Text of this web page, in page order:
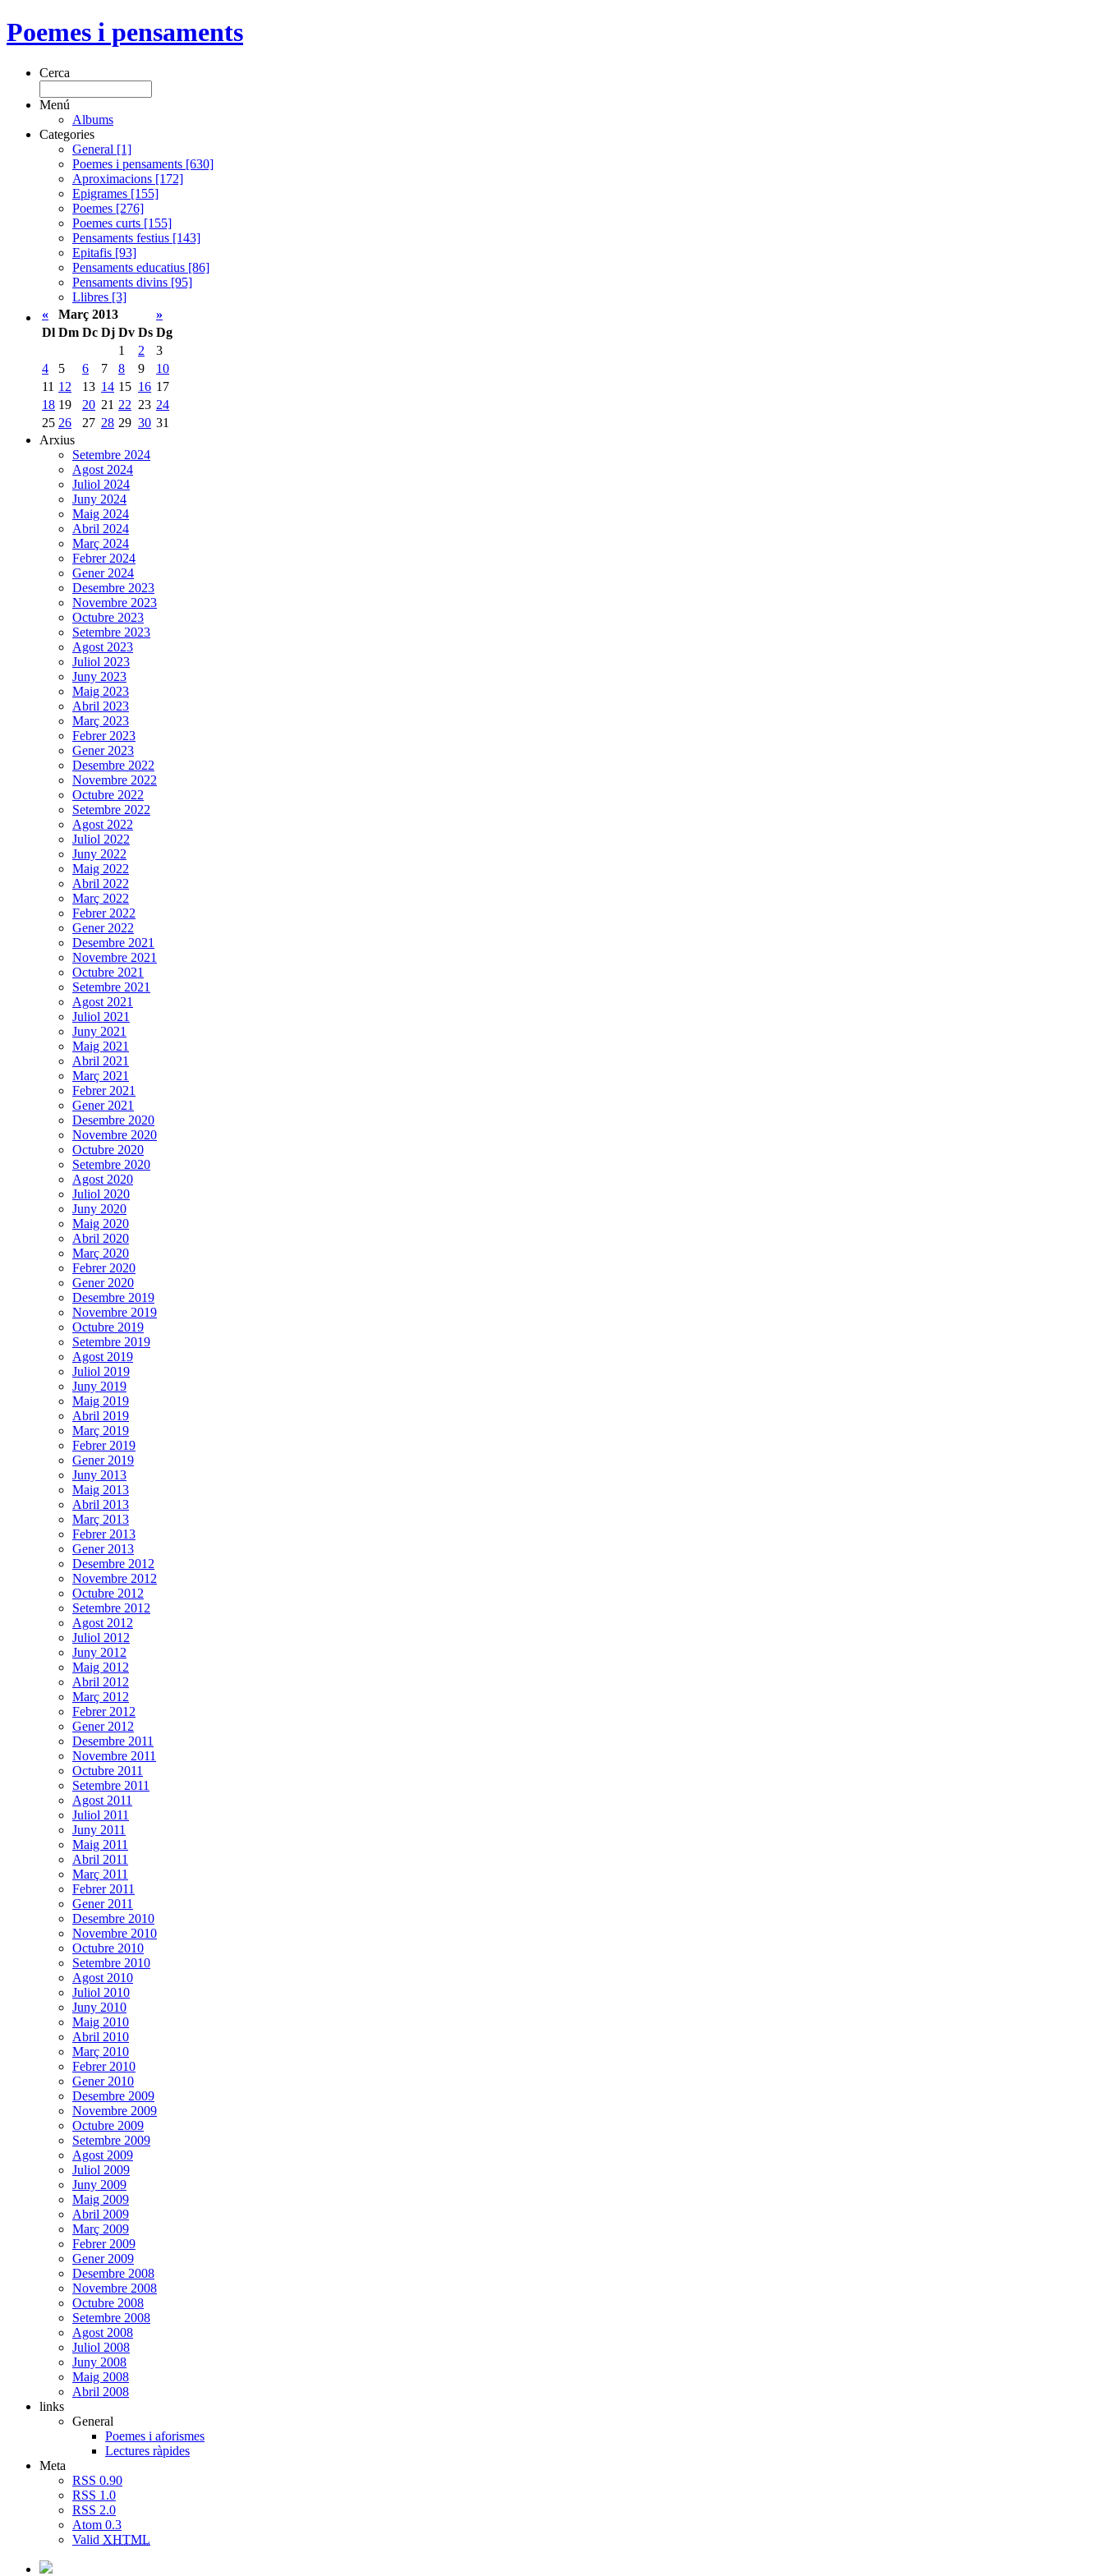
Poemes i pensaments
Cerca
Menú
Albums
Categories
General [1]
Poemes i pensaments [630]
Aproximacions [172]
Epigrames [155]
Poemes [276]
Poemes curts [155]
Pensaments festius [143]
Epitafis [93]
Pensaments educatius [86]
Pensaments divins [95]
Llibres [3]
«
Març 2013
»
Dl Dm Dc Dj Dv Ds Dg
1
2
3
4
5 6 7 8 9
10
11 12 13 14 15 16 17
18 19 20 21 22 23 24
25 26 27 28 29 30 31
Arxius
Setembre 2024
Agost 2024
Juliol 2024
Juny 2024
Maig 2024
Abril 2024
Març 2024
Febrer 2024
Gener 2024
Desembre 2023
Novembre 2023
Octubre 2023
Setembre 2023
Agost 2023
Juliol 2023
Juny 2023
Maig 2023
Abril 2023
Març 2023
Febrer 2023
Gener 2023
Desembre 2022
Novembre 2022
Octubre 2022
Setembre 2022
Agost 2022
Juliol 2022
Juny 2022
Maig 2022
Abril 2022
Març 2022
Febrer 2022
Gener 2022
Desembre 2021
Novembre 2021
Octubre 2021
Setembre 2021
Agost 2021
Juliol 2021
Juny 2021
Maig 2021
Abril 2021
Març 2021
Febrer 2021
Gener 2021
Desembre 2020
Novembre 2020
Octubre 2020
Setembre 2020
Agost 2020
Juliol 2020
Juny 2020
Maig 2020
Abril 2020
Març 2020
Febrer 2020
Gener 2020
Desembre 2019
Novembre 2019
Octubre 2019
Setembre 2019
Agost 2019
Juliol 2019
Juny 2019
Maig 2019
Abril 2019
Març 2019
Febrer 2019
Gener 2019
Juny 2013
Maig 2013
Abril 2013
Març 2013
Febrer 2013
Gener 2013
Desembre 2012
Novembre 2012
Octubre 2012
Setembre 2012
Agost 2012
Juliol 2012
Juny 2012
Maig 2012
Abril 2012
Març 2012
Febrer 2012
Gener 2012
Desembre 2011
Novembre 2011
Octubre 2011
Setembre 2011
Agost 2011
Juliol 2011
Juny 2011
Maig 2011
Abril 2011
Març 2011
Febrer 2011
Gener 2011
Desembre 2010
Novembre 2010
Octubre 2010
Setembre 2010
Agost 2010
Juliol 2010
Juny 2010
Maig 2010
Abril 2010
Març 2010
Febrer 2010
Gener 2010
Desembre 2009
Novembre 2009
Octubre 2009
Setembre 2009
Agost 2009
Juliol 2009
Juny 2009
Maig 2009
Abril 2009
Març 2009
Febrer 2009
Gener 2009
Desembre 2008
Novembre 2008
Octubre 2008
Setembre 2008
Agost 2008
Juliol 2008
Juny 2008
Maig 2008
Abril 2008
links
General
Poemes i aforismes
Lectures ràpides
Meta
RSS 0.90
RSS 1.0
RSS 2.0
Atom 0.3
Valid XHTML